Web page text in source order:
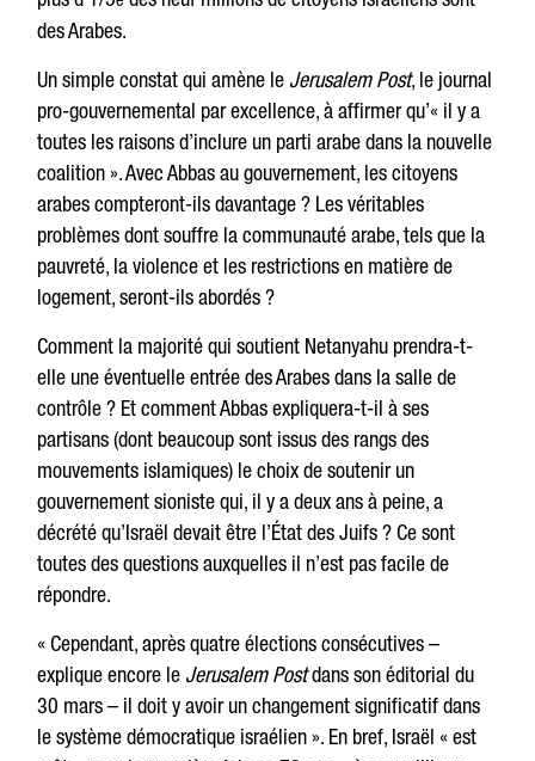
des Arabes.
Un simple constat qui amène le Jerusalem Post, le journal
pro-gouvernemental par excellence, à affirmer qu’« il y a
toutes les raisons d’inclure un parti arabe dans la nouvelle
coalition ». Avec Abbas au gouvernement, les citoyens
arabes compteront-ils davantage ? Les véritables
problèmes dont souffre la communauté arabe, tels que la
pauvreté, la violence et les restrictions en matière de
logement, seront-ils abordés ?
Comment la majorité qui soutient Netanyahu prendra-t-
elle une éventuelle entrée des Arabes dans la salle de
contrôle ? Et comment Abbas expliquera-t-il à ses
partisans (dont beaucoup sont issus des rangs des
mouvements islamiques) le choix de soutenir un
gouvernement sioniste qui, il y a deux ans à peine, a
décrété qu’Israël devait être l’État des Juifs ? Ce sont
toutes des questions auxquelles il n’est pas facile de
répondre.
« Cependant, après quatre élections consécutives –
explique encore le Jerusalem Postdans son éditorial du
30 mars – il doit y avoir un changement significatif dans
le système démocratique israélien ». En bref, Israël « est